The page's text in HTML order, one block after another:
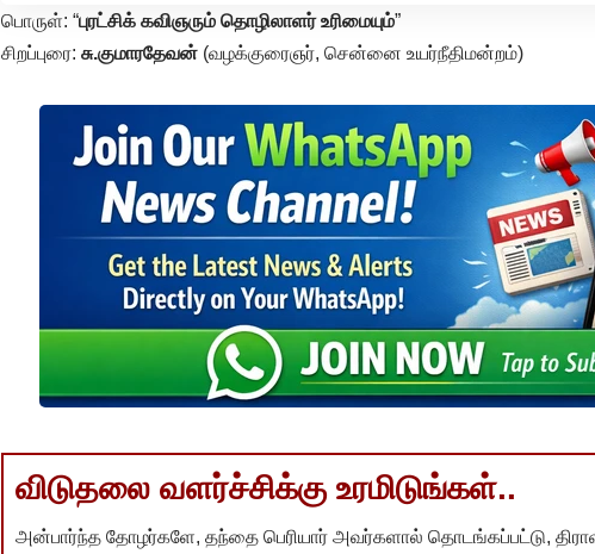
பொருள்: “புரட்சிக் கவிஞரும் தொழிலாளர் உரிமையும்”
சிறப்புரை: சு.குமாரதேவன் (வழக்குரைஞர், சென்னை உயர்நீதிமன்றம்)
விடுதலை வளர்ச்சிக்கு உரமிடுங்கள்..
அன்பார்ந்த தோழர்களே, தந்தை பெரியார் அவர்களால் தொடங்கப்பட்டு,